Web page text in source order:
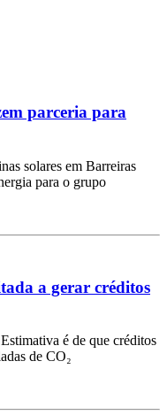
parceria para
solares em Barreiras
para o grupo
a gerar créditos
é de que créditos
de CO₂